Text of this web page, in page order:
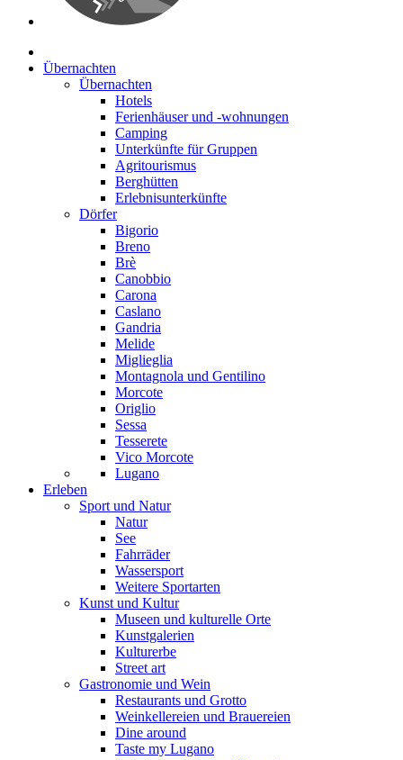
Übernachten
Übernachten
Hotels
Ferienhäuser und -wohnungen
Camping
Unterkünfte für Gruppen
Agritourismus
Berghütten
Erlebnisunterkünfte
Dörfer
Bigorio
Breno
Brè
Canobbio
Carona
Caslano
Gandria
Melide
Miglieglia
Montagnola und Gentilino
Morcote
Origlio
Sessa
Tesserete
Vico Morcote
Lugano
Erleben
Sport und Natur
Natur
See
Fahrräder
Wassersport
Weitere Sportarten
Kunst und Kultur
Museen und kulturelle Orte
Kunstgalerien
Kulturerbe
Street art
Gastronomie und Wein
Restaurants und Grotto
Weinkellereien und Brauereien
Dine around
Taste my Lugano